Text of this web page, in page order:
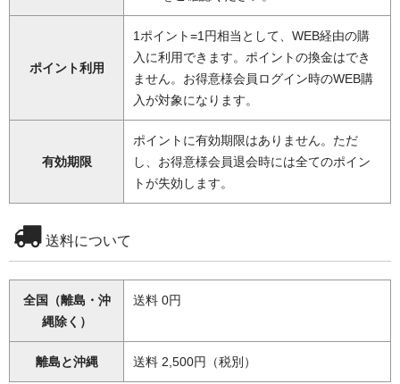
ポイント利用
1ポイント=1円相当として、WEB経由の購
入に利用できます。ポイントの換金はでき
ません。お得意様会員ログイン時のWEB購
入が対象になります。
有効期限
ポイントに有効期限はありません。ただ
し、お得意様会員退会時には全てのポイン
トが失効します。
送料について
全国（離島・沖
縄除く）
送料 0円
離島と沖縄 送料 2,500円（税別）